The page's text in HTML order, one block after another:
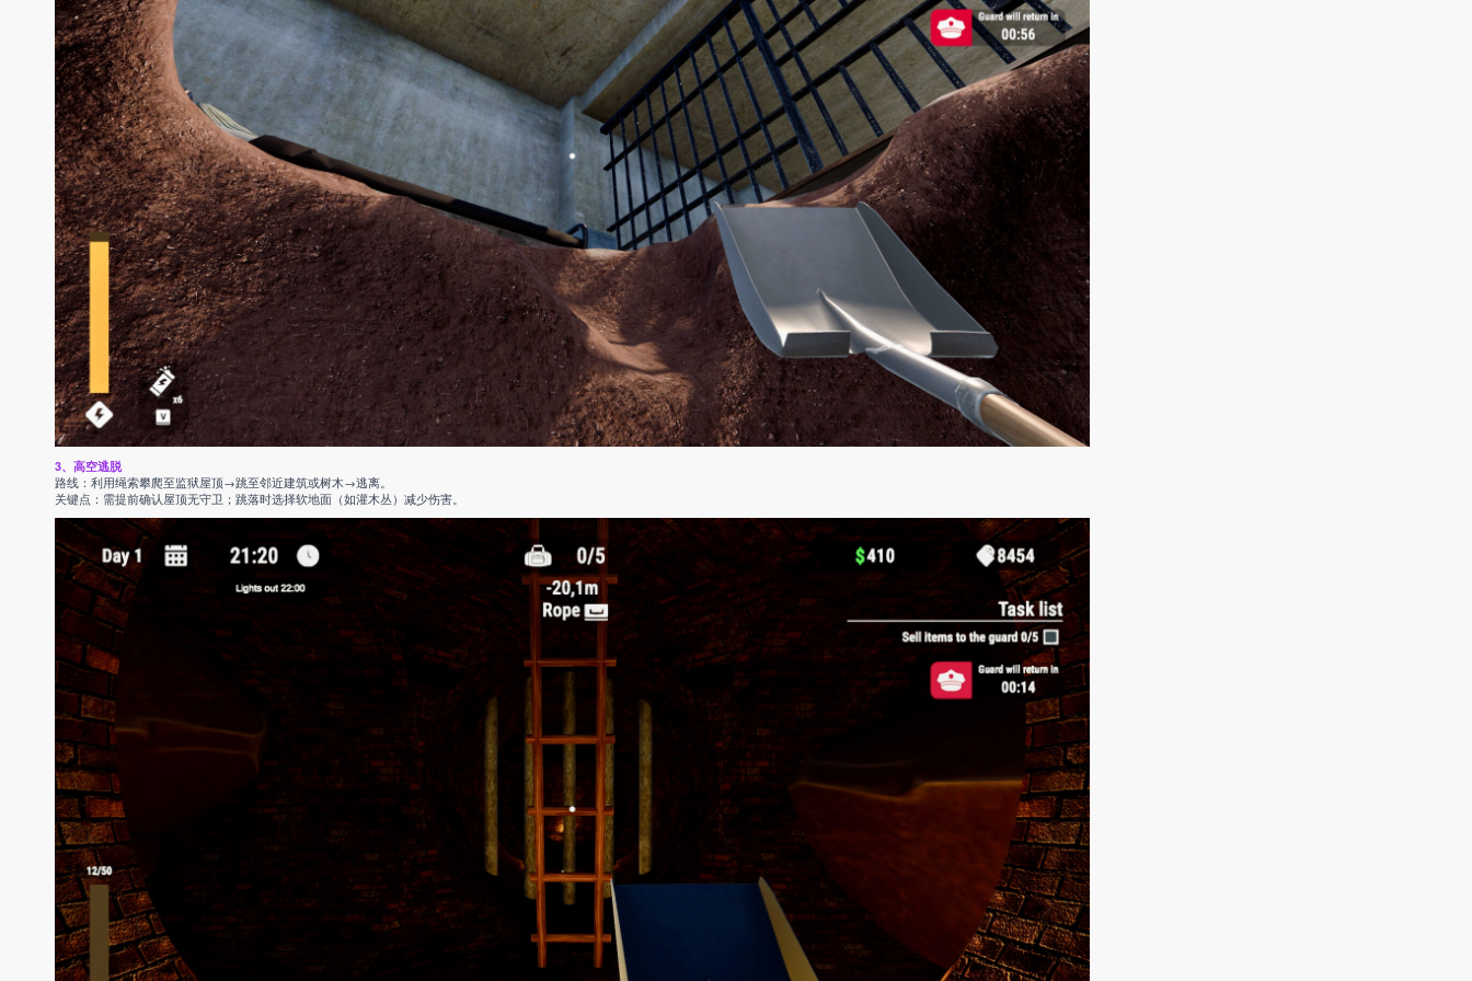
3、高空逃脱
路线：利用绳索攀爬至监狱屋顶→跳至邻近建筑或树木→逃离。
关键点：需提前确认屋顶无守卫；跳落时选择软地面（如灌木丛）减少伤害。